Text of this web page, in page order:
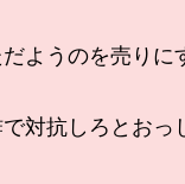
ようのを売りに
対抗しろとおっ